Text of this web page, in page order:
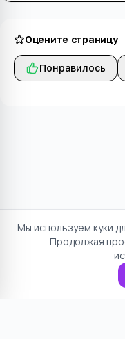
Оцените страницу
Понравилось
Мы используем куки
Продолжая